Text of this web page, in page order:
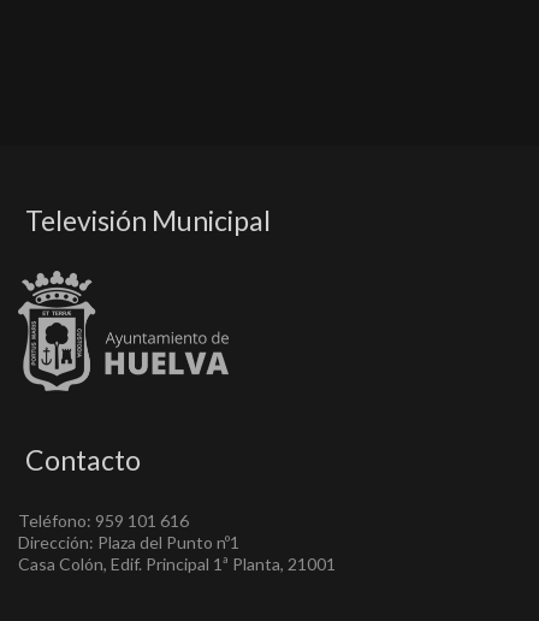
Televisión Municipal
Contacto
Teléfono: 959 101 616
Dirección: Plaza del Punto nº1
Casa Colón, Edif. Principal 1ª Planta, 21001